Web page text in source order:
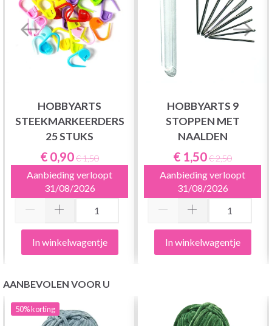
HOBBYARTS
STEEKMARKEERDERS
25 STUKS
€ 0,90€ 1,50
Aanbieding verloopt
31/08/2026
In winkelwagentje
HOBBYARTS 9
STOPPEN MET
NAALDEN
€ 1,50€ 2,50
Aanbieding verloopt
31/08/2026
In winkelwagentje
AANBEVOLEN VOOR U
50%korting